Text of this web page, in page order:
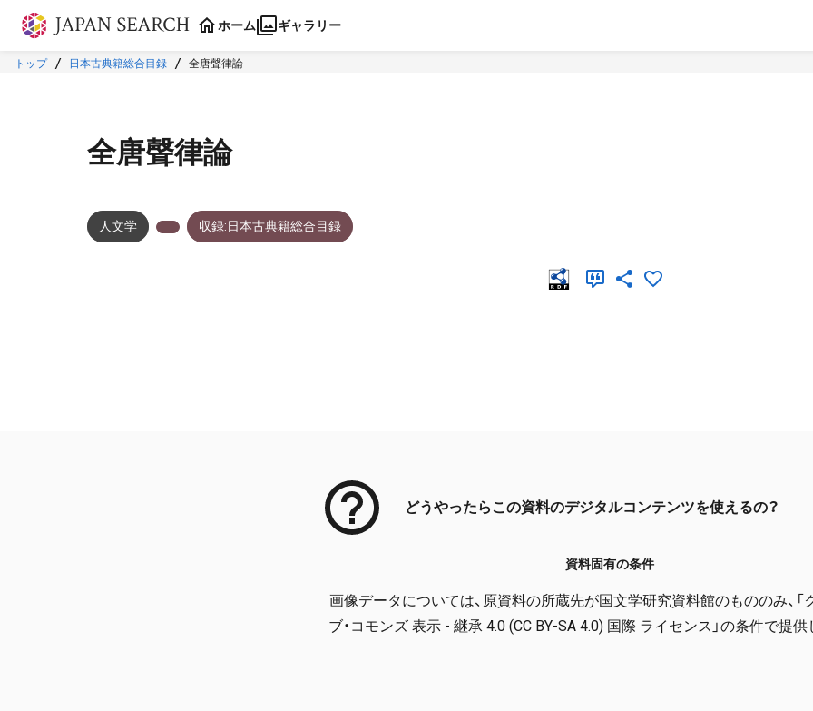
本文に飛ぶ
ホーム ギャラリー
トップ 日本古典籍総合目録 全唐聲律論
全唐聲律論
人文学 収録:日本古典籍総合目録
どうやったらこの資料のデジタルコンテンツを使えるの？
資料固有の条件
画像データについては、原資料の所蔵先が国文学研究資料館のもののみ、「
ブ・コモンズ 表示 - 継承 4.0 (CC BY-SA 4.0) 国際 ライセンス」の条件で提供